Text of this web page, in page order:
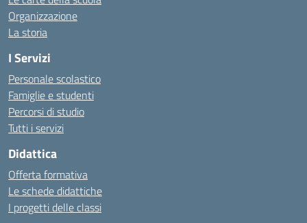
Organizzazione
La storia
I Servizi
Personale scolastico
Famiglie e studenti
Percorsi di studio
Tutti i servizi
Didattica
Offerta formativa
Le schede didattiche
I progetti delle classi